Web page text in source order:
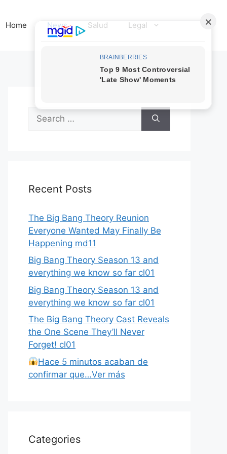
Home News Salud Legal
Search
for:
Recent Posts
The Big Bang Theory Reunion
Everyone Wanted May Finally Be
Happening md11
Big Bang Theory Season 13 and
everything we know so far cl01
Big Bang Theory Season 13 and
everything we know so far cl01
The Big Bang Theory Cast Reveals
the One Scene They’ll Never
Forget! cl01
Hace 5 minutos acaban de
confirmar que…Ver más
Categories